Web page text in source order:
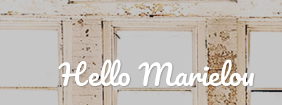
Hello Marielou